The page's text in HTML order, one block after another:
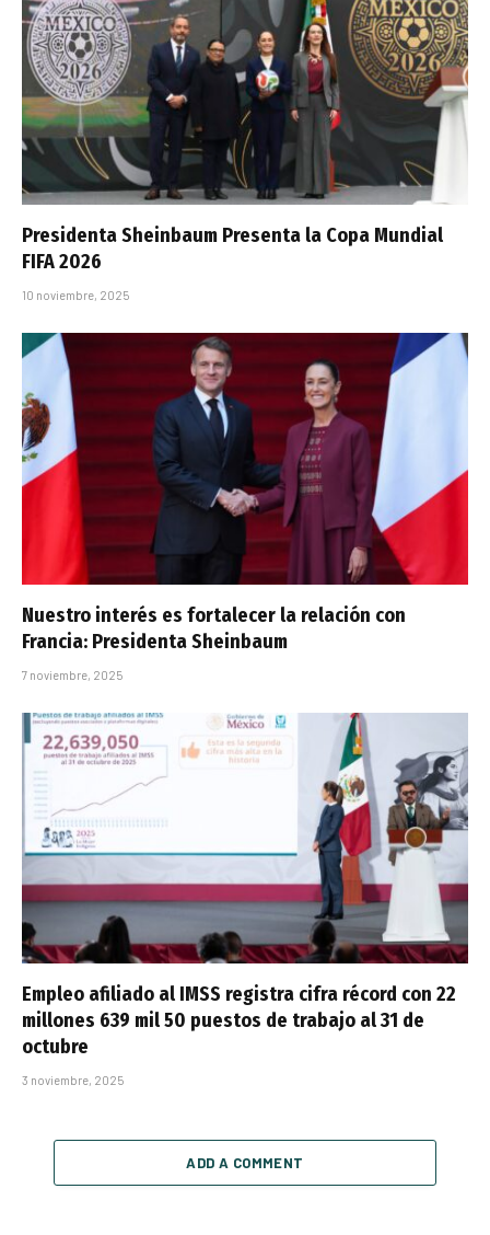
Presidenta Sheinbaum Presenta la Copa Mundial
FIFA 2026
10 noviembre, 2025
Nuestro interés es fortalecer la relación con
Francia: Presidenta Sheinbaum
7 noviembre, 2025
Empleo afiliado al IMSS registra cifra récord con 22
millones 639 mil 50 puestos de trabajo al 31 de
octubre
3 noviembre, 2025
ADD A COMMENT